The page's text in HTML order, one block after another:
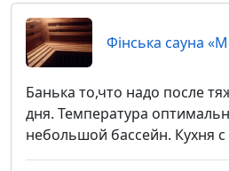
Фінська сауна
Банька то,что надо после
дня. Температура
небольшой бассейн. Кухня